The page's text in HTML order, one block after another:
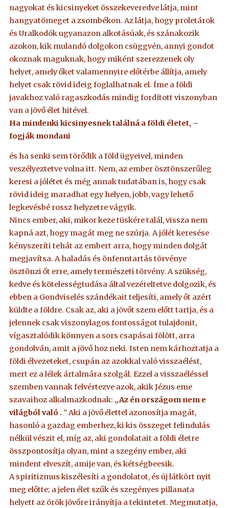
nagyokat és kicsinyeket összekeveredve látja, mint
hangyatömeget a zsombékon. Az látja, hogy proletárok
és Uralkodók ugyanazon alkotásúak, és szánakozik
azokon, kik mulandó dolgokon csüggvén, annyi gondot
okoznak maguknak, hogy miként szerezzenek oly
helyet, amely őket valamennyire előtérbe állítja, amely
helyet csak rövid ideig foglalhatnak el. Íme a földi
javakhoz való ragaszkodás mindig fordított viszonyban
van a jövő élet hitével.
Ha mindenki kicsinyesnek találná a földi életet, –
fogják mondani
és ha senki sem törődik a föld ügyeivel, minden
veszélyeztetve volna itt. Nem, az ember ösztönszerűleg
keresi a jólétet és még annak tudatában is, hogy csak
rövid ideig maradhat egy helyen, jobb, vagy lehető
legkevésbé rossz helyzetre vágyik.
Nincs ember, aki, mikor keze tüskére talál, vissza nem
kapná azt, hogy magát meg ne szúrja. A jólét keresése
kényszeríti tehát az embert arra, hogy minden dolgát
megjavítsa. A haladás és önfenntartás törvénye
ösztönzi őt erre, amely természeti törvény. A szükség,
kedve és kötelességtudása által vezéreltetve dolgozik, és
ebben a Gondviselés szándékait teljesíti, amely őt azért
küldte a földre. Csak az, aki a jövőt szem előtt tartja, és a
jelennek csak viszonylagos fontosságot tulajdonit,
vígasztalódik könnyen a sors csapásai fölött, arra
gondolván, amit a jövő hoz neki. Isten nem kárhoztatja a
földi élvezeteket, csupán az azokkal való visszaélést,
mert ez a lélek ártalmára szolgál. Ezzel a visszaéléssel
szemben vannak felvértezve azok, akik Jézus eme
szavaihoz alkalmazkodnak: „Az én országom nem e
világból való . ” Aki a jövő élettel azonosítja magát,
hasonló a gazdag emberhez, ki kis összeget felindulás
nélkül vészit el, míg az, aki gondolatait a földi életre
összpontosítja olyan, mint a szegény ember, aki
mindent elveszít, amije van, és kétségbeesik.
A spiritizmus kiszélesíti a gondolatot, és új látkört nyit
meg előtte; a jelen élet szűk és szegényes pillanata
helyett az örök jövőre irányítja a tekintetet. Megmutatja,